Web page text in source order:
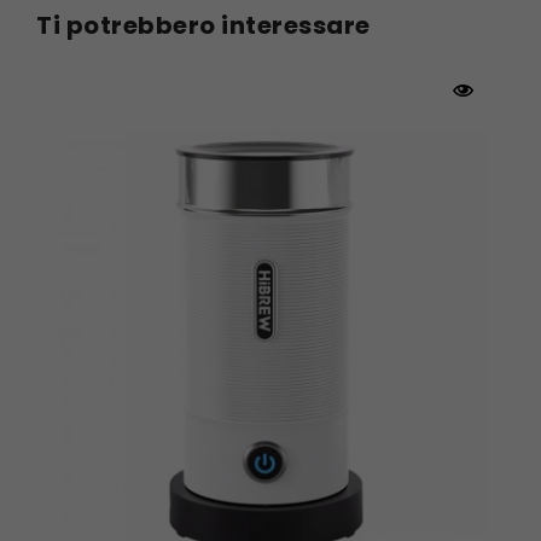
Ti potrebbero interessare